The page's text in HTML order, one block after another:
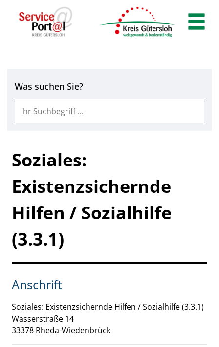
Zum Hauptinhalt springen
Zum Hauptinhalt
Was suchen Sie?
Soziales:
Existenzsichernde
Hilfen / Sozialhilfe
(3.3.1)
Anschrift
Soziales: Existenzsichernde Hilfen / Sozialhilfe (3.3.1)
Wasserstraße 14
33378 Rheda-Wiedenbrück